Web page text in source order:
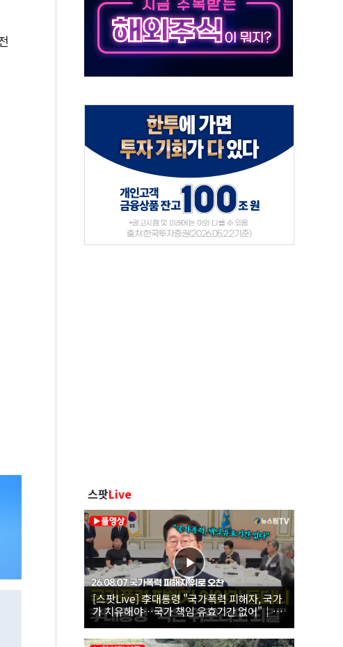
유 1주택자 과도한 세금 부당"…소득세법 개정안 발의 예고
화위 부위원장에 김태유·국립외교원장에 김흥규
말로만 주택 공급…도시정비법·주택법 등 처리 협조하라"
스팟Live
[스팟Live] 李대통령 "국가폭력 피해자, 국가
가 치유해야…국가 책임 유효기간 없어"｜
26.08.07 국가폭력 피해자 위로 오찬